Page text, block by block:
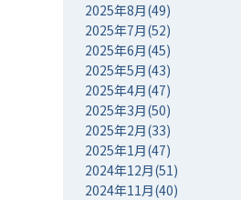
2025年8月(49)
2025年7月(52)
2025年6月(45)
2025年5月(43)
2025年4月(47)
2025年3月(50)
2025年2月(33)
2025年1月(47)
2024年12月(51)
2024年11月(40)